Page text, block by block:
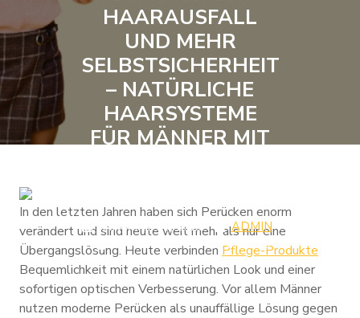
HAARAUSFALL
UND MEHR
SELBSTSICHERHEIT
– NATÜRLICHE
HAARSYSTEME
FÜR MÄNNER MIT
JANUARY 20, 2026
ADMIN
0 COMMENTS
0 TAGS
In den letzten Jahren haben sich Perücken enorm
verändert und sind heute weit mehr als nur eine
Übergangslösung. Heute verbinden Pflege-Produkte
Bequemlichkeit mit einem natürlichen Look und einer
sofortigen optischen Verbesserung. Vor allem Männer
nutzen moderne Perücken als unauffällige Lösung gegen